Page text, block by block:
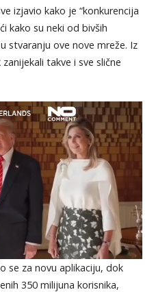
izjavio kako je “konkurencija
kako su neki od bivših
stvaranju ove nove mreže. Iz
takve i sve slične
se za novu aplikaciju, dok
350 milijuna korisnika,